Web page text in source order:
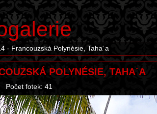
- Francouzská Polynésie, Taha´a
POLYNÉSIE, TAHA´A
Počet fotek: 41